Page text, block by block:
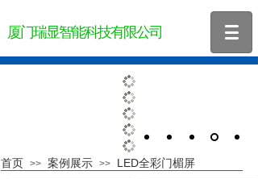
首页 >> 案例展示 >> LED全彩门楣屏
厦门瑞显智能科技有限公司